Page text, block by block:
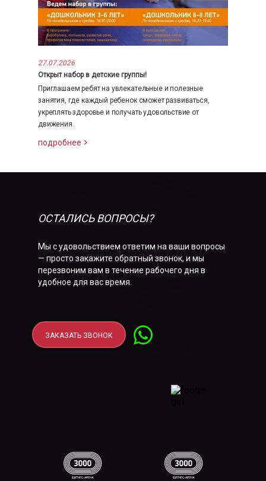
27.07.2026
Открыт набор в детские группы!
Приглашаем ребят на увлекательные и полезные
занятия, где каждый ребенок сможет развиваться,
укреплять здоровье и получать удовольствие от
движения.
подробнее
ОСТАЛИСЬ ВОПРОСЫ?
Мы с удовольствием ответим на ваши вопросы
— просто закажите обратный звонок, и мы
перезвоним вам в течение рабочего дня в
удобное для вас время.
ЗАКАЗАТЬ ЗВОНОК